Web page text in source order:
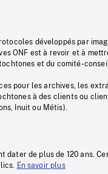
développés par
ONF est à revoir et à
et du comité-
pour les archives, les
à des clients ou
Inuit ou Métis).
dater de plus de 120 ans.
En savoir plus